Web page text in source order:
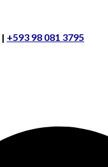
| +593 98 081 3795